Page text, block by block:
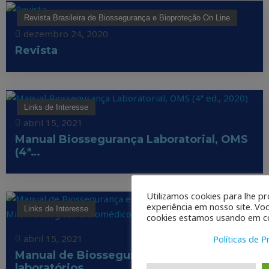
Revista Brasileira de Biossegurança e Bioproteção On Line
dezembro 24, 2020
Revista
Links de Interesse
abril 15, 2021
Manual Biossegurança Laboratorial, OMS
(4ª…
Links de Interesse
abril 15, 2021
Manual de Biossegurança em
Utilizamos cookies para lhe
experiência em nosso site.
cookies estamos usando em
Políticas de